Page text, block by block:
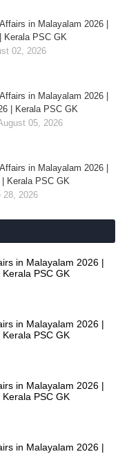
in Malayalam 2026 |
Kerala PSC GK
02, 2026
in Malayalam 2026 |
| Kerala PSC GK
05, 2026
in Malayalam 2026 |
Kerala PSC GK
28, 2026
in Malayalam 2026 |
PSC GK
in Malayalam 2026 |
PSC GK
in Malayalam 2026 |
PSC GK
in Malayalam 2026 |